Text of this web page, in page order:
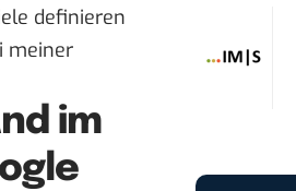
definieren
meiner
im